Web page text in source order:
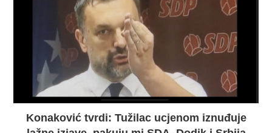
Konaković tvrdi: Tužilac ucjenom iznuđuje